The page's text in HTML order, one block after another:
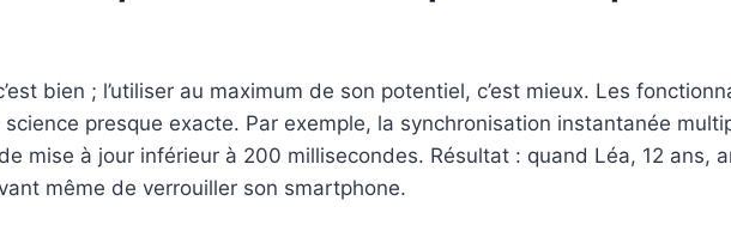
bien ; l’utiliser au maximum de son potentiel, c’est mieux. Les
presque exacte. Par exemple, la synchronisation instantanée
mise à jour inférieur à 200 millisecondes. Résultat : quand Léa, 12 ans,
même de verrouiller son smartphone.